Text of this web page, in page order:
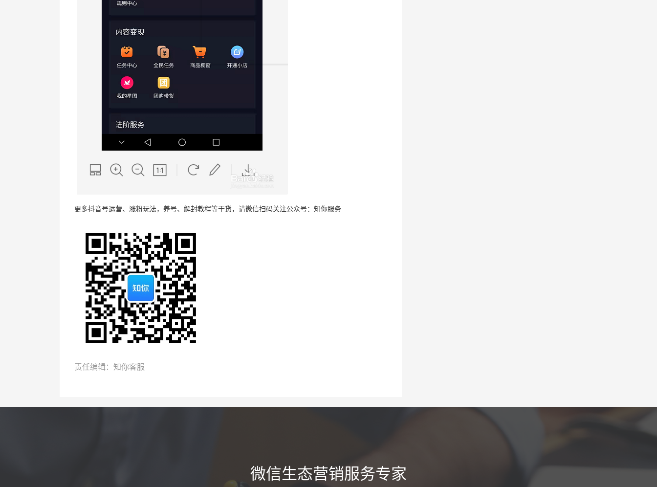
更多抖音号运营、涨粉玩法，养号、解封教程等干货，请微信扫码关注公众号：知你服务
责任编辑：知你客服
微信生态营销服务专家